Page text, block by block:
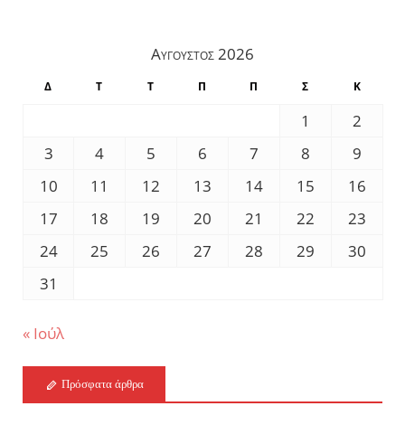
Αύγουστος 2026
Δ Τ Τ Π Π Σ Κ
1
2
3
4 5 6 7 8
9
10
11 12 13 14 15
16
17
18 19 20 21 22
23
24
25 26 27 28 29
30
31
« Ιούλ
Πρόσφατα άρθρα